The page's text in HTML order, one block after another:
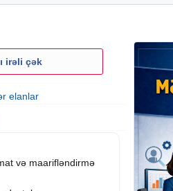
irəli çək
elanlar
və maarifləndirmə